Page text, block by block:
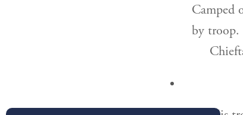
Camped
by troop.